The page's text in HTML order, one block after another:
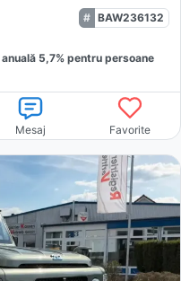
BAW236132
anuală 5,7% pentru persoane
Mesaj Favorite